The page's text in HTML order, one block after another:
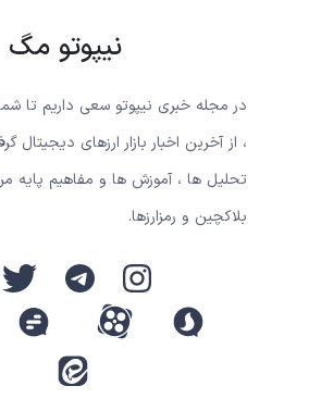
نیپوتو مگ
در مجله خبری نیپوتو سعی داریم تا شما
، از آخرین اخبار بازار ارزهای دیجیتال
تحلیل ها ، آموزش ها و مفاهیم پایه
بلاکچین و رمزارزها.